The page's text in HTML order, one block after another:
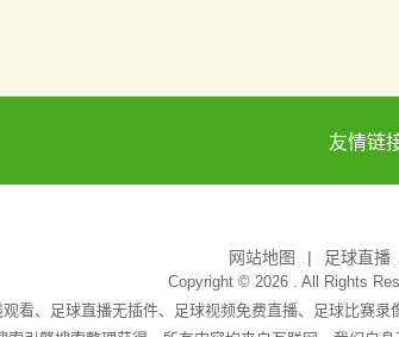
友情链
网站地图 足球直播
Copyright © 2026 . All Rights
看、足球直播无插件、足球视频免费直播、足球比赛